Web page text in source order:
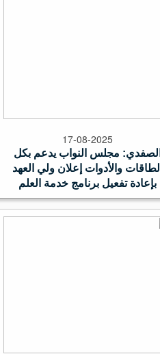
17-08-2025
الصفدي: مجلس النواب يدعم بكل
الطاقات والأدوات إعلان ولي العهد
بإعادة تفعيل برنامج خدمة العلم